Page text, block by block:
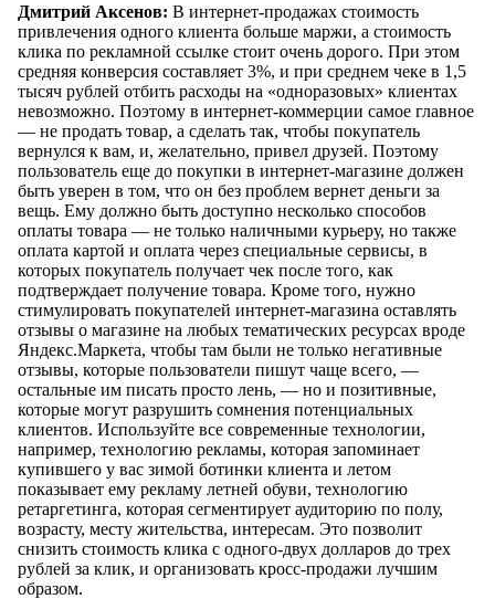
Дмитрий Аксенов: В интернет-продажах стоимость
привлечения одного клиента больше маржи, а стоимость
клика по рекламной ссылке стоит очень дорого. При этом
средняя конверсия составляет 3%, и при среднем чеке в 1,5
тысяч рублей отбить расходы на «одноразовых» клиентах
невозможно. Поэтому в интернет-коммерции самое главное
— не продать товар, а сделать так, чтобы покупатель
вернулся к вам, и, желательно, привел друзей. Поэтому
пользователь еще до покупки в интернет-магазине должен
быть уверен в том, что он без проблем вернет деньги за
вещь. Ему должно быть доступно несколько способов
оплаты товара — не только наличными курьеру, но также
оплата картой и оплата через специальные сервисы, в
которых покупатель получает чек после того, как
подтверждает получение товара. Кроме того, нужно
стимулировать покупателей интернет-магазина оставлять
отзывы о магазине на любых тематических ресурсах вроде
Яндекс.Маркета, чтобы там были не только негативные
отзывы, которые пользователи пишут чаще всего, —
остальные им писать просто лень, — но и позитивные,
которые могут разрушить сомнения потенциальных
клиентов. Используйте все современные технологии,
например, технологию рекламы, которая запоминает
купившего у вас зимой ботинки клиента и летом
показывает ему рекламу летней обуви, технологию
ретаргетинга, которая сегментирует аудиторию по полу,
возрасту, месту жительства, интересам. Это позволит
снизить стоимость клика с одного-двух долларов до трех
рублей за клик, и организовать кросс-продажи лучшим
образом.